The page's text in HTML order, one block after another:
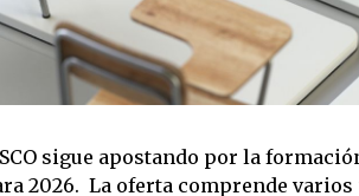
sigue apostando por la
2026. La oferta comprende